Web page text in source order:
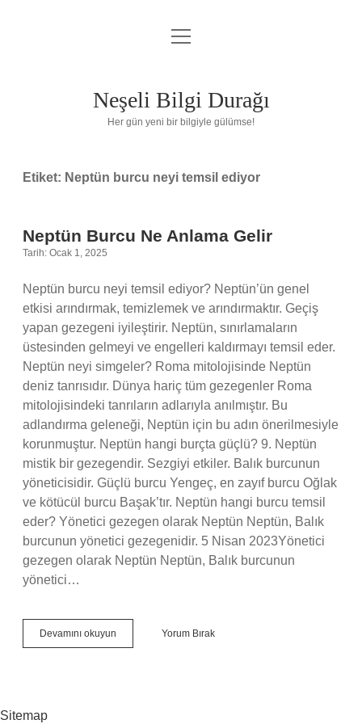
Anasayfa
Yasal Uyarı
menüyü
Neşeli Bilgi Durağı
Her gün yeni bir bilgiyle gülümse!
Etiket: Neptün burcu neyi temsil ediyor
Neptün Burcu Ne Anlama Gelir
Tarih: Ocak 1, 2025
Neptün burcu neyi temsil ediyor? Neptün’ün genel
etkisi arındırmak, temizlemek ve arındırmaktır. Geçiş
yapan gezegeni iyileştirir. Neptün, sınırlamaların
üstesinden gelmeyi ve engelleri kaldırmayı temsil eder.
Neptün neyi simgeler? Roma mitolojisinde Neptün
deniz tanrısıdır. Dünya hariç tüm gezegenler Roma
mitolojisindeki tanrıların adlarıyla anılmıştır. Bu
adlandırma geleneği, Neptün için bu adın önerilmesiyle
korunmuştur. Neptün hangi burçta güçlü? 9. Neptün
mistik bir gezegendir. Sezgiyi etkiler. Balık burcunun
yöneticisidir. Güçlü burcu Yengeç, en zayıf burcu Oğlak
ve kötücül burcu Başak’tır. Neptün hangi burcu temsil
eder? Yönetici gezegen olarak Neptün Neptün, Balık
burcunun yönetici gezegenidir. 5 Nisan 2023Yönetici
gezegen olarak Neptün Neptün, Balık burcunun
yönetici…
Devamını okuyun
Burcu
Yorum Bırak
Sitemap